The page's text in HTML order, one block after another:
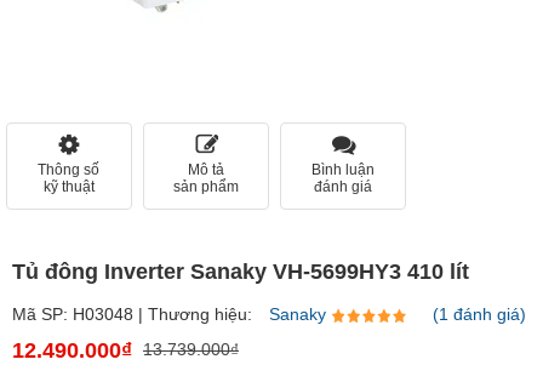
Thông số
kỹ thuật
Mô tả
sản phẩm
Bình luận
đánh giá
Tủ đông Inverter Sanaky VH-5699HY3 410 lít
Mã SP: H03048 | Thương hiệu: Sanaky (1 đánh giá)
12.490.000₫ 13.739.000₫